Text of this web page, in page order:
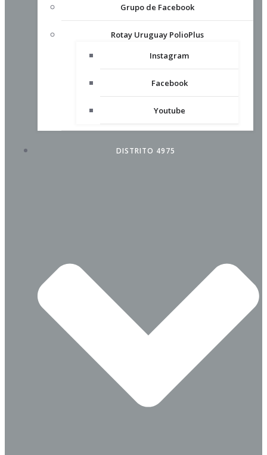
Grupo de Facebook
Rotay Uruguay PolioPlus
Instagram
Facebook
Youtube
DISTRITO 4975